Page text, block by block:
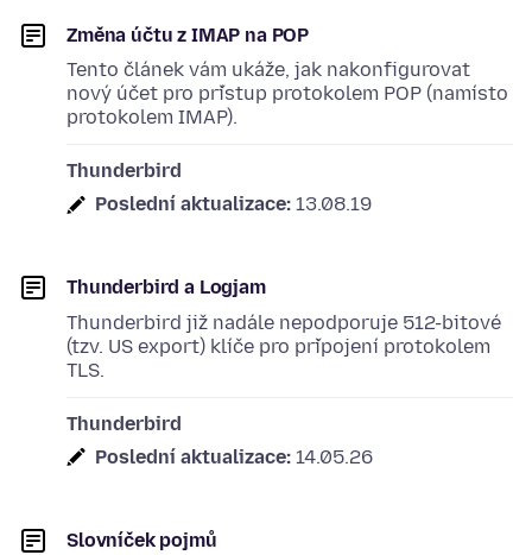
Změna účtu z IMAP na POP
Tento článek vám ukáže, jak nakonfigurovat
nový účet pro přístup protokolem POP (namísto
protokolem IMAP).
Thunderbird
Poslední aktualizace: 13.08.19
Thunderbird a Logjam
Thunderbird již nadále nepodporuje 512-bitové
(tzv. US export) klíče pro připojení protokolem
TLS.
Thunderbird
Poslední aktualizace: 14.05.26
Slovníček pojmů